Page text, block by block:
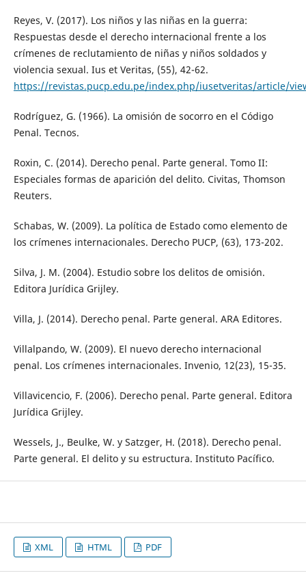
Reyes, V. (2017). Los niños y las niñas en la guerra:
Respuestas desde el derecho internacional frente a los
crímenes de reclutamiento de niñas y niños soldados y
violencia sexual. Ius et Veritas, (55), 42-62.
https://revistas.pucp.edu.pe/index.php/iusetveritas/article/
Rodríguez, G. (1966). La omisión de socorro en el Código
Penal. Tecnos.
Roxin, C. (2014). Derecho penal. Parte general. Tomo II:
Especiales formas de aparición del delito. Civitas, Thomson
Reuters.
Schabas, W. (2009). La política de Estado como elemento de
los crímenes internacionales. Derecho PUCP, (63), 173-202.
Silva, J. M. (2004). Estudio sobre los delitos de omisión.
Editora Jurídica Grijley.
Villa, J. (2014). Derecho penal. Parte general. ARA Editores.
Villalpando, W. (2009). El nuevo derecho internacional
penal. Los crímenes internacionales. Invenio, 12(23), 15-35.
Villavicencio, F. (2006). Derecho penal. Parte general. Editora
Jurídica Grijley.
Wessels, J., Beulke, W. y Satzger, H. (2018). Derecho penal.
Parte general. El delito y su estructura. Instituto Pacífico.
XML HTML PDF